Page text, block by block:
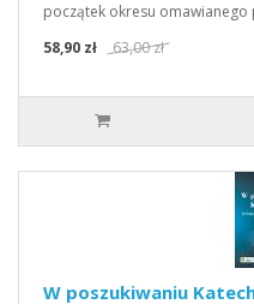
początek okresu omawianego
58,90 zł
63,00 zł
W poszukiwaniu